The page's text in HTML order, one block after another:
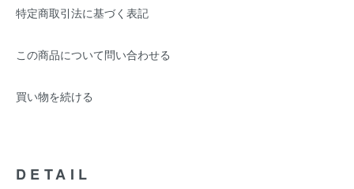
特定商取引法に基づく表記
この商品について問い合わせる
買い物を続ける
DETAIL